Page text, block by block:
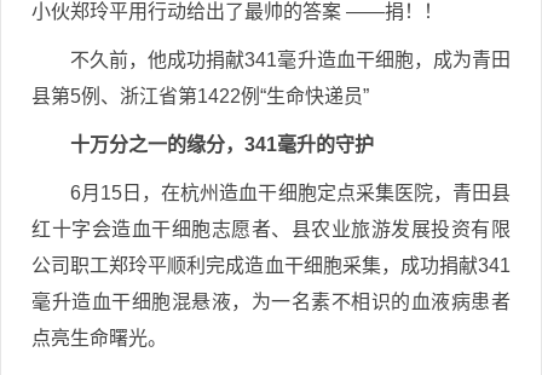
小伙郑玲平用行动给出了最帅的答案 ——捐！！
不久前，他成功捐献341毫升造血干细胞，成为青田
县第5例、浙江省第1422例“生命快递员”
十万分之一的缘分，341毫升的守护
6月15日，在杭州造血干细胞定点采集医院，青田县
红十字会造血干细胞志愿者、县农业旅游发展投资有限
公司职工郑玲平顺利完成造血干细胞采集，成功捐献341
毫升造血干细胞混悬液，为一名素不相识的血液病患者
点亮生命曙光。